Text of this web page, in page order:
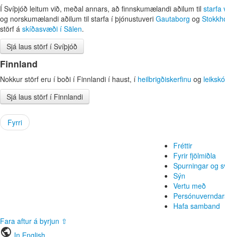
Í Svíþjóð leitum við, meðal annars, að finnskumælandi aðilum til starfa
og norskumælandi aðilum til starfa í þjónustuveri Gautaborg og
störf á skíðasvæði í Sälen.
Sjá laus störf í Svíþjóð
Finnland
Nokkur störf eru í boði í Finnlandi í haust, í heilbrigðiskerfinu og
Sjá laus störf í Finnlandi
Fyrri
Fréttir
Fyrir fjölmiðla
Spurningar og
Sýn
Vertu með
Hafa samband
Fara aftur á byrjun ⇧
public In English